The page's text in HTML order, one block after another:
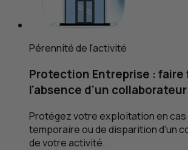
Pérennité de l'activité
Protection Entreprise : faire
l'absence d'un
Protégez votre exploitation en cas
temporaire ou de disparition d’un
de votre activité.